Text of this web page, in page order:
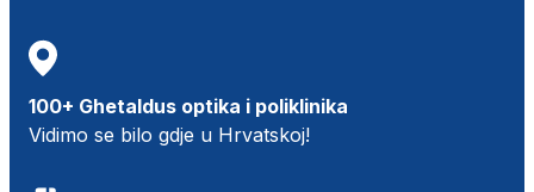
100+ Ghetaldus optika i poliklinika
Vidimo se bilo gdje u Hrvatskoj!